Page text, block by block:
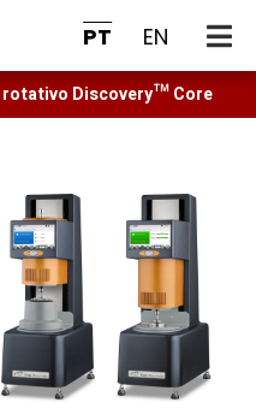
PT EN
rotativo Discovery™ Core